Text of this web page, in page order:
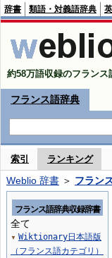
辞書 類語・対義語辞典
約58万語収録のフランス
フランス語辞典
索引 ランキング
Weblio 辞書 ＞ フラン
フランス語辞典収録辞書
全て
▼ Wiktionary日本語版
（フランス語カテゴリ）